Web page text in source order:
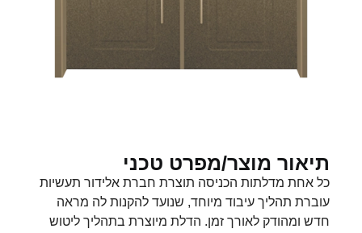
תיאור מוצר/מפרט טכני
כל אחת מדלתות הכניסה תוצרת חברת אלידור תעשיות
עוברת תהליך עיבוד מיוחד, שנועד להקנות לה מראה
חדש ומהודק לאורך זמן. הדלת מיוצרת בתהליך ליטוש